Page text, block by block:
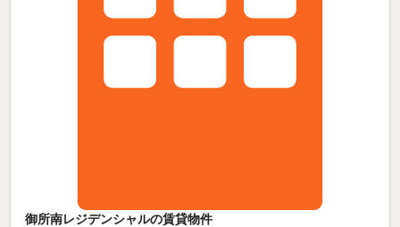
御所南レジデンシャルの賃貸物件